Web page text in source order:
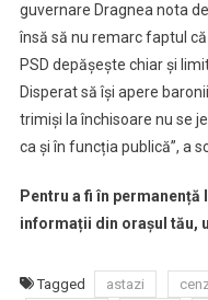
guvernare Dragnea nota
însă să nu remarc faptul
PSD depășește chiar și
Disperat să își apere
trimiși la închisoare nu se
ca și în funcția publică”, a
Pentru a fi în
informații din orașul tău,
Tagged astazi